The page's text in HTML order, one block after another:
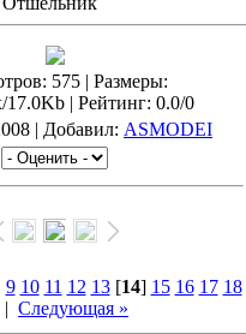
: 575 | Размеры:
17.0Kb | Рейтинг: 0.0/0
| Добавил: ASMODEI
9 10 11 12 13[14] 15 16 17 18
| Следующая »